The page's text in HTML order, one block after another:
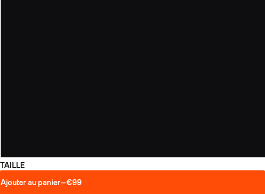
TAILLE
Ajouter au panier—€99